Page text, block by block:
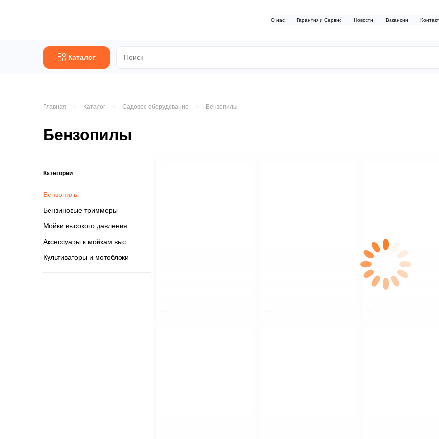
О нас Гарантия и Сервис Новости Вакансии
Каталог
Главная Каталог Садовое оборудование Бензопилы
Бензопилы
Категории
Бензопилы
Бензиновые триммеры
Мойки высокого давления
Аксессуары к мойкам выс
Культиваторы и мотоблоки
$nbsp;